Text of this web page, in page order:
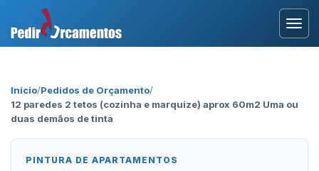
Início/Pedidos de Orçamento/
12 paredes 2 tetos (cozinha e marquize) aprox 60m2 Uma ou
duas demãos de tinta
PINTURA DE APARTAMENTOS
Área Profissional